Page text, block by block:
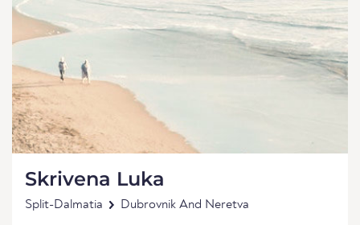
Skrivena Luka
Split-Dalmatia Dubrovnik And Neretva